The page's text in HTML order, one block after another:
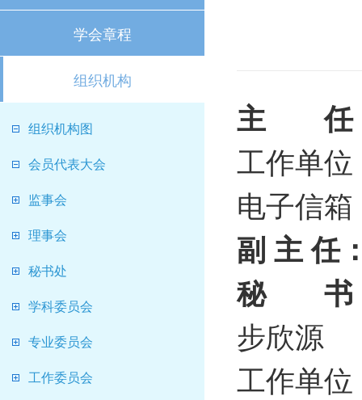
学会章程
组织机构
组织机构图
会员代表大会
监事会
理事会
秘书处
学科委员会
专业委员会
工作委员会
主 任
工作单
电子信
副 主 任
秘 书
步欣源
工作单